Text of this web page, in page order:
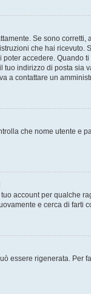
Se sono
che hai
accedere.
indirizzo di posta
a contattare un
che nome utente e
account per qualche
e cerca di
essere rigenerata. Per